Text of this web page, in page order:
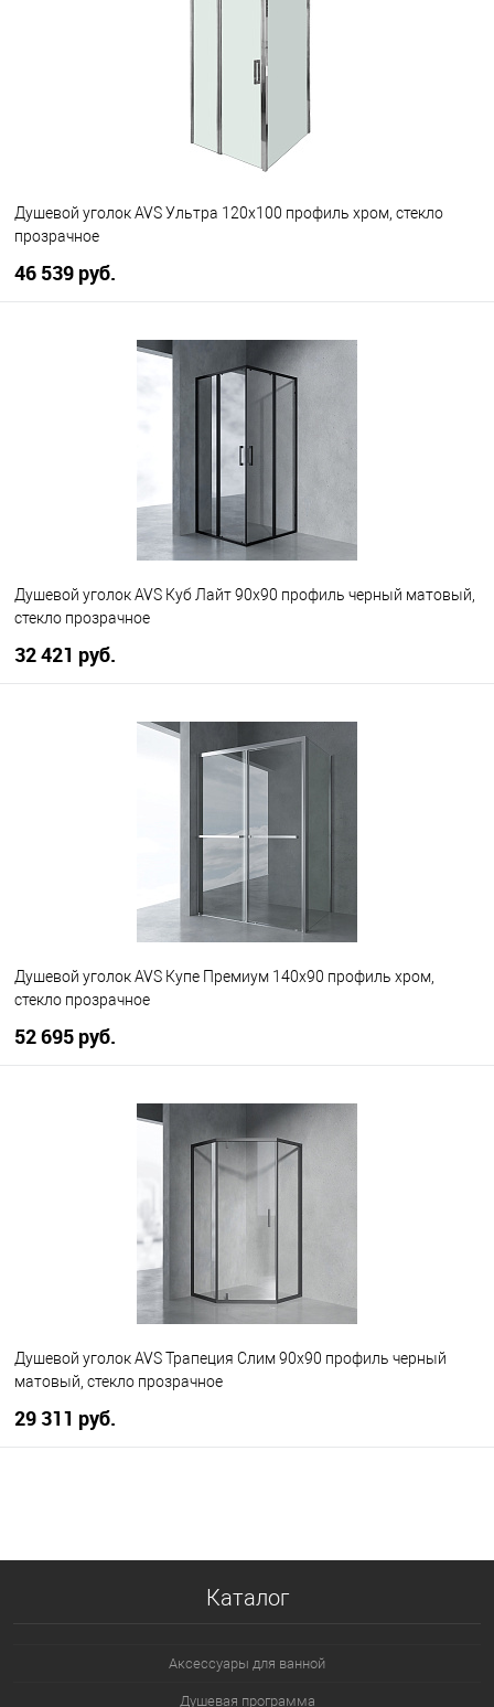
В наличии
Душевой уголок AVS Ультра 120x100 профиль хром, стекло
прозрачное
46 539 руб.
В корзину
Душевой уголок AVS Куб Лайт 90x90 профиль черный матовый,
стекло прозрачное
32 421 руб.
В корзину
В наличии
Душевой уголок AVS Купе Премиум 140x90 профиль хром,
стекло прозрачное
52 695 руб.
В корзину
В наличии
Душевой уголок AVS Трапеция Слим 90x90 профиль черный
матовый, стекло прозрачное
29 311 руб.
Каталог
Аксессуары для ванной
Душевая программа